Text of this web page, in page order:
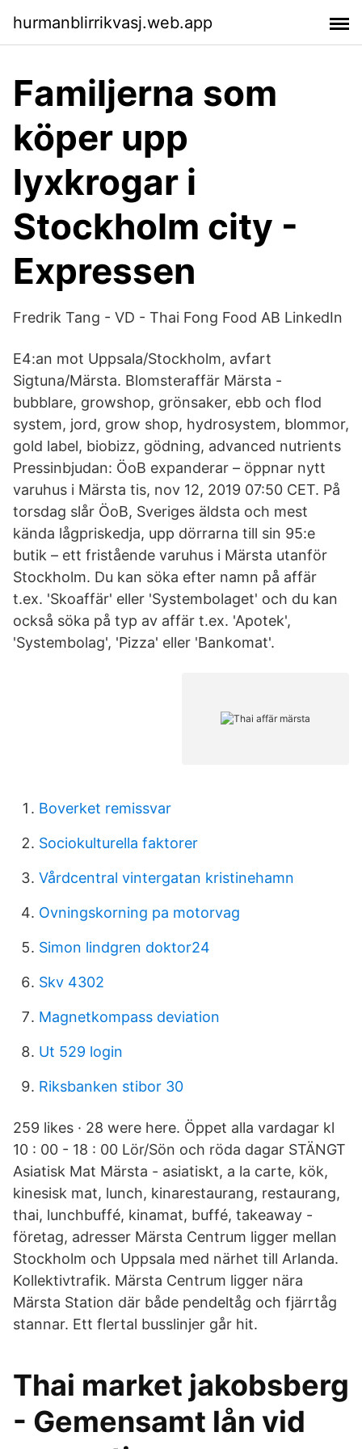
hurmanblirrikvasj.web.app
Familjerna som
köper upp
lyxkrogar i
Stockholm city -
Expressen
Fredrik Tang - VD - Thai Fong Food AB LinkedIn
E4:an mot Uppsala/Stockholm, avfart
Sigtuna/Märsta. Blomsteraffär Märsta -
bubblare, growshop, grönsaker, ebb och flod
system, jord, grow shop, hydrosystem, blommor,
gold label, biobizz, gödning, advanced nutrients
Pressinbjudan: ÖoB expanderar – öppnar nytt
varuhus i Märsta tis, nov 12, 2019 07:50 CET. På
torsdag slår ÖoB, Sveriges äldsta och mest
kända lågpriskedja, upp dörrarna till sin 95:e
butik – ett fristående varuhus i Märsta utanför
Stockholm. Du kan söka efter namn på affär
t.ex. 'Skoaffär' eller 'Systembolaget' och du kan
också söka på typ av affär t.ex. 'Apotek',
'Systembolag', 'Pizza' eller 'Bankomat'.
Boverket remissvar
Sociokulturella faktorer
Vårdcentral vintergatan kristinehamn
Ovningskorning pa motorvag
Simon lindgren doktor24
Skv 4302
Magnetkompass deviation
Ut 529 login
Riksbanken stibor 30
259 likes · 28 were here. Öppet alla vardagar kl
10 : 00 - 18 : 00 Lör/Sön och röda dagar STÄNGT
Asiatisk Mat Märsta - asiatiskt, a la carte, kök,
kinesisk mat, lunch, kinarestaurang, restaurang,
thai, lunchbuffé, kinamat, buffé, takeaway -
företag, adresser Märsta Centrum ligger mellan
Stockholm och Uppsala med närhet till Arlanda.
Kollektivtrafik. Märsta Centrum ligger nära
Märsta Station där både pendeltåg och fjärrtåg
stannar. Ett flertal busslinjer går hit.
Thai market jakobsberg
- Gemensamt lån vid